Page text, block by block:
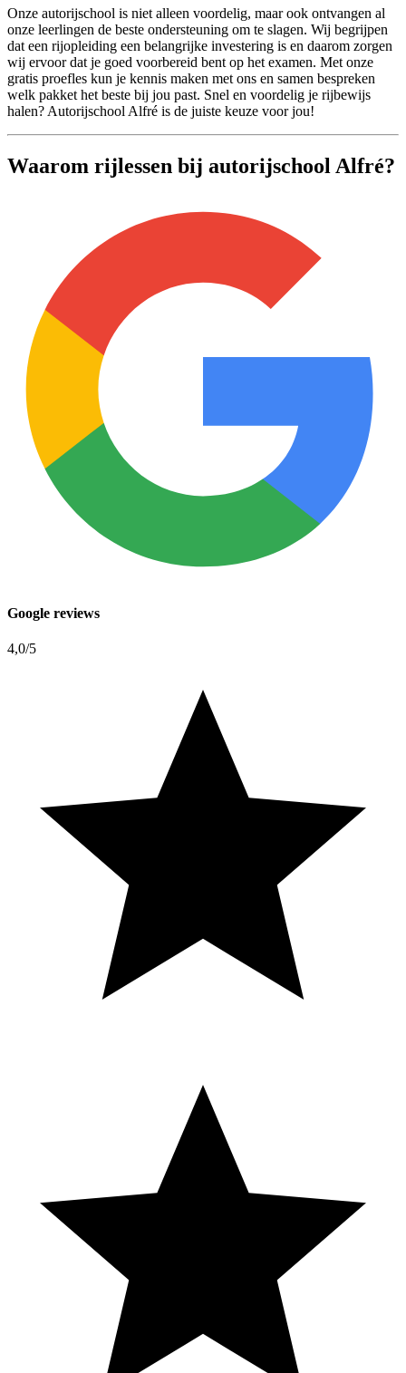
Onze autorijschool is niet alleen voordelig, maar ook ontvangen al
onze leerlingen de beste ondersteuning om te slagen. Wij begrijpen
dat een rijopleiding een belangrijke investering is en daarom zorgen
wij ervoor dat je goed voorbereid bent op het examen. Met onze
gratis proefles kun je kennis maken met ons en samen bespreken
welk pakket het beste bij jou past. Snel en voordelig je rijbewijs
halen? Autorijschool Alfré is de juiste keuze voor jou!
Waarom rijlessen bij autorijschool Alfré?
Google reviews
4,0/5